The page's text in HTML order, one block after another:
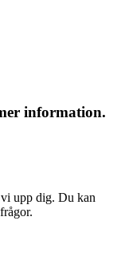
information.
upp dig. Du kan